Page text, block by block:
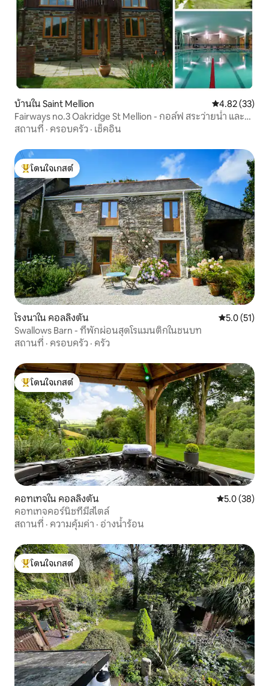
บ้านใน Saint Mellion คะแนนเฉลี่ย
4.82 (33)
Fairways no.3 Oakridge St Mellion - กอล์ฟ สระว่ายน้ำ และ
ห้องออกกำลังกาย
สถานที่ · ครอบครัว · เช็คอิน
โดนใจเกสต์ที่สุด
โดนใจเกสต์
โรงนาใน คอลลิงตัน คะแนนเฉลี่ย
5.0 (51)
Swallows Barn - ที่พักผ่อนสุดโรแมนติกในชนบท
สถานที่ · ครอบครัว · ครัว
โดนใจเกสต์ที่สุด
โดนใจเกสต์
คอทเทจใน คอลลิงตัน คะแนนเฉลี่ย
5.0 (38)
คอทเทจคอร์นิชที่มีสไตล์
สถานที่ · ความคุ้มค่า · อ่างน้ำร้อน
โดนใจเกสต์ที่สุด
โดนใจเกสต์